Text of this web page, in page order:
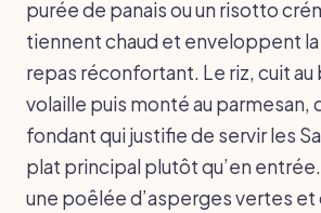
purée de panais ou un risotto
tiennent chaud et enveloppent la
repas réconfortant. Le riz, cuit au
volaille puis monté au parmesan,
fondant qui justifie de servir les
plat principal plutôt qu’en
une poêlée d’asperges vertes